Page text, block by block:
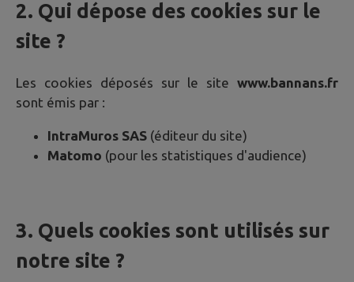
2. Qui dépose des cookies sur le
site ?
Les cookies déposés sur le site www.bannans.fr
sont émis par :
IntraMuros SAS (éditeur du site)
Matomo (pour les statistiques d'audience)
3. Quels cookies sont utilisés sur
notre site ?